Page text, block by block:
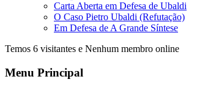
Carta Aberta em Defesa de Ubaldi
O Caso Pietro Ubaldi (Refutação)
Em Defesa de A Grande Síntese
Temos 6 visitantes e Nenhum membro online
Menu Principal